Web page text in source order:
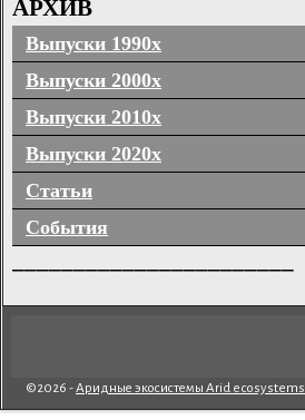
АРХИВ
Выпуски 1990х
Выпуски 2000х
Выпуски 2010х
Выпуски 2020х
Статьи
События
©2026 -Аридные экосистемы Arid ecosystems